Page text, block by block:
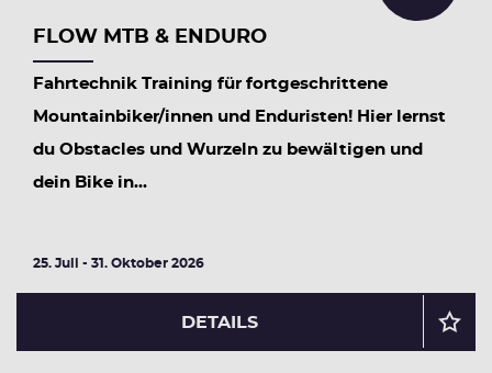
FLOW MTB & ENDURO
Fahrtechnik Training für fortgeschrittene
Mountainbiker/innen und Enduristen! Hier lernst
du Obstacles und Wurzeln zu bewältigen und
dein Bike in...
25. Juli - 31. Oktober 2026
DETAILS